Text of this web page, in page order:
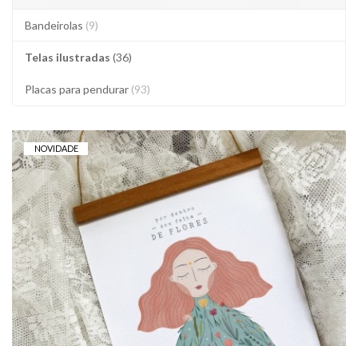
Bandeirolas (9)
Telas ilustradas (36)
Placas para pendurar (93)
NOVIDADE